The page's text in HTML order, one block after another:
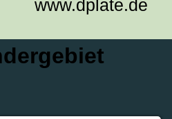
www.dplate.de